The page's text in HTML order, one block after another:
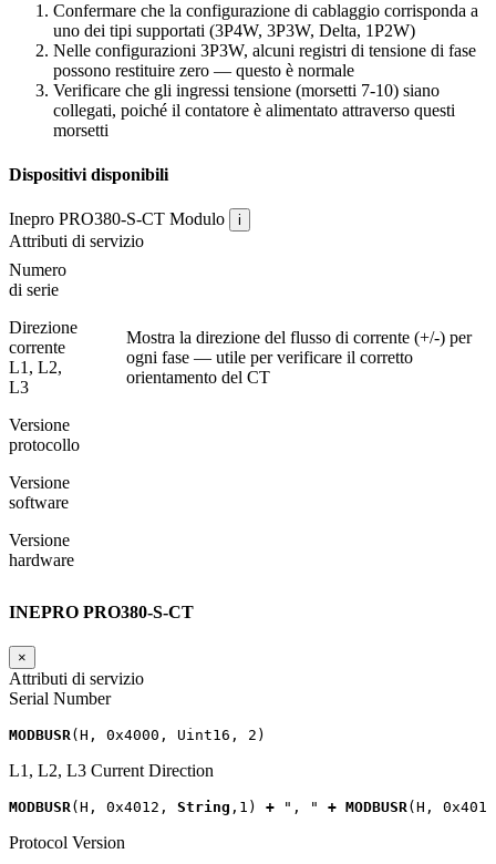
Confermare che la configurazione di cablaggio corrisponda a
uno dei tipi supportati (3P4W, 3P3W, Delta, 1P2W)
Nelle configurazioni 3P3W, alcuni registri di tensione di fase
possono restituire zero — questo è normale
Verificare che gli ingressi tensione (morsetti 7-10) siano
collegati, poiché il contatore è alimentato attraverso questi
morsetti
Dispositivi disponibili
Inepro PRO380-S-CT Modulo i
Attributi di servizio
Numero
di serie
Direzione
corrente
L1, L2,
L3
Mostra la direzione del flusso di corrente (+/-) per
ogni fase — utile per verificare il corretto
orientamento del CT
Versione
protocollo
Versione
software
Versione
hardware
INEPRO PRO380-S-CT
×
Attributi di servizio
Serial Number
MODBUSR( H , 0x4000 , Uint16 , 2 )
L1, L2, L3 Current Direction
MODBUSR( H , 0x4012 , String , 1 ) + ", " + MODBUSR( H , 0x4013
Protocol Version